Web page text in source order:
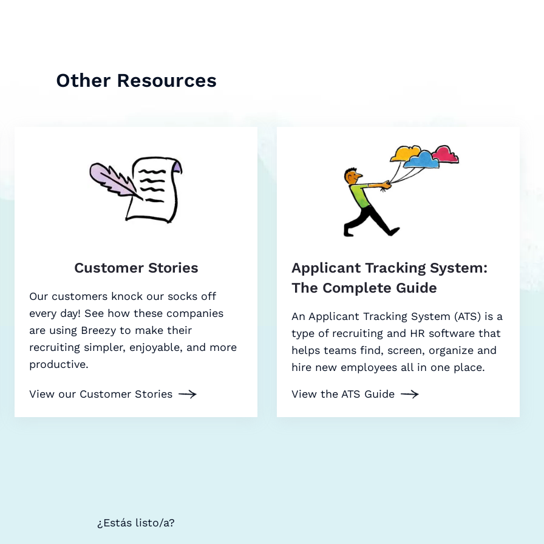
Other Resources
Customer Stories
Our customers knock our socks off
every day! See how these companies
are using Breezy to make their
recruiting simpler, enjoyable, and more
productive.
View our Customer Stories
Applicant Tracking System:
The Complete Guide
An Applicant Tracking System (ATS) is a
type of recruiting and HR software that
helps teams find, screen, organize and
hire new employees all in one place.
View the ATS Guide
¿Estás listo/a?